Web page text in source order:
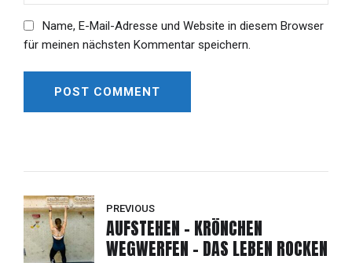
Name, E-Mail-Adresse und Website in diesem Browser
für meinen nächsten Kommentar speichern.
POST COMMENT
PREVIOUS
AUFSTEHEN - KRÖNCHEN
WEGWERFEN - DAS LEBEN ROCKEN